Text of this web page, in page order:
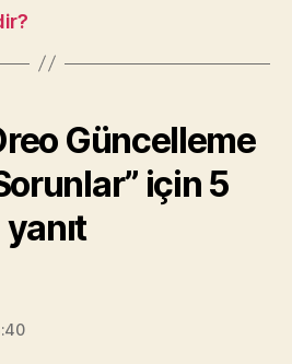
Güncelleme
için 5
yanıt